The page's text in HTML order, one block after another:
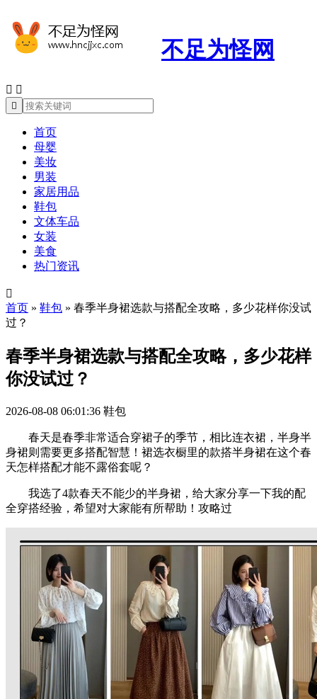
不足为怪网
 

首页
母婴
美妆
男装
家居用品
鞋包
文体车品
女装
美食
热门资讯

首页 » 鞋包 » 春季半身裙选款与搭配全攻略，多少花样你没试
过？
春季半身裙选款与搭配全攻略，多少花样
你没试过？
2026-08-08 06:01:36 鞋包
春天是春季非常适合穿裙子的季节，相比连衣裙，半身半
身裙则需要更多搭配智慧！裙选衣橱里的款搭半身裙在这个春
天怎样搭配才能不露俗套呢？
我选了4款春天不能少的半身裙，给大家分享一下我的配
全穿搭经验，希望对大家能有所帮助！攻略过